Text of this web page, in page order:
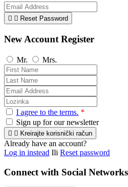
  Reset Password
New Account Register
Mr. Mrs.
I agree to the terms. *
Sign up for our newsletter
  Kreirajte korisnički račun
Already have an account?
Log in instead Ili Reset password
Connect with Social Networks